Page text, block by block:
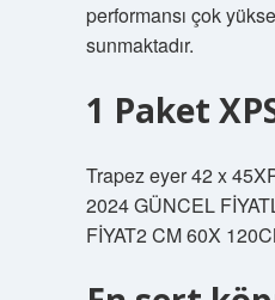
performansı çok
sunmaktadır.
1 Paket
Trapez eyer 42 x
2024 GÜNCEL
FİYAT2 CM 60X